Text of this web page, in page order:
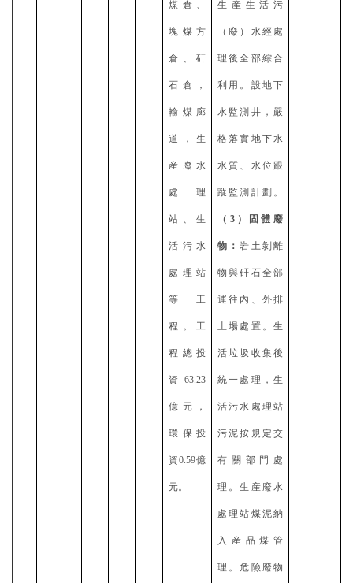
煤倉、
塊煤方
倉、矸
石倉，
輸煤廊
道，生
産廢水
處理
站、生
活污水
處理站
等工
程。工
程總投
資63.23
億元，
環保投
資0.59億
元。
生産生活污
（廢）水經處
理後全部綜合
利用。設地下
水監測井，嚴
格落實地下水
水質、水位跟
蹤監測計劃。
（ 3）固體廢
物：岩土剝離
物與矸石全部
運往內、外排
土場處置。生
活垃圾收集後
統一處理，生
活污水處理站
污泥按規定交
有關部門處
理。生産廢水
處理站煤泥納
入産品煤管
理。危險廢物